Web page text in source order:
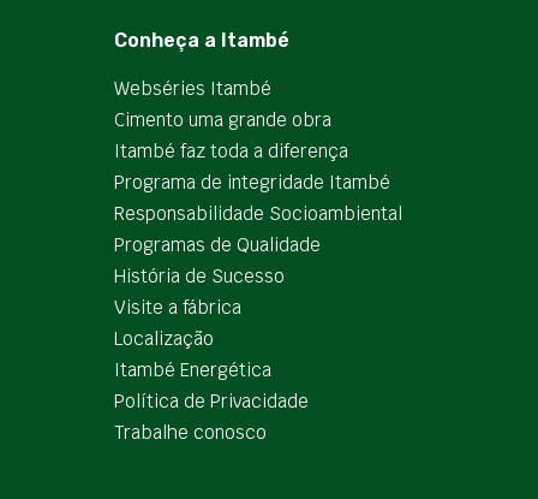
Conheça a Itambé
Webséries Itambé
Cimento uma grande obra
Itambé faz toda a diferença
Programa de integridade Itambé
Responsabilidade Socioambiental
Programas de Qualidade
História de Sucesso
Visite a fábrica
Localização
Itambé Energética
Política de Privacidade
Trabalhe conosco